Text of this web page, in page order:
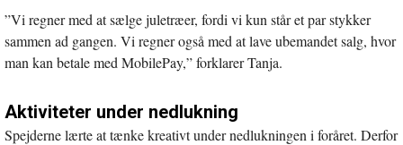
”Vi regner med at sælge juletræer, fordi vi kun står et par stykker
sammen ad gangen. Vi regner også med at lave ubemandet salg, hvor
man kan betale med MobilePay,” forklarer Tanja.
Aktiviteter under nedlukning
Spejderne lærte at tænke kreativt under nedlukningen i foråret. Derfor